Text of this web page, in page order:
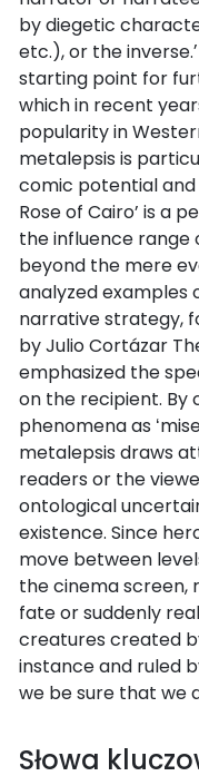
by diegetic
etc.), or the
starting point for
which in recent
popularity in
metalepsis is
comic potential and
Rose of Cairo’ is a
the influence range
beyond the mere
analyzed examples
narrative strategy,
by Julio Cortázar
emphasized the
on the recipient. By
phenomena as
metalepsis draws
readers or the
ontological
existence. Since
move between
the cinema screen,
fate or suddenly
creatures created
instance and ruled
we be sure that we
Słowa